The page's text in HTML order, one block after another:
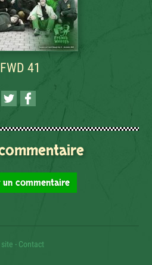
41
un commentaire
- Contact